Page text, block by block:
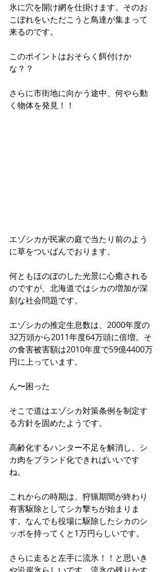
氷に穴を開け網を仕掛けます。そのお
こぼれをいただこうと鳥達が集まって
来るのです。
このポイントはおそらく餌付けか
な？？
さらに市街地に向かう途中、何やら動
く物体を発見！！
エゾシカが民家の庭で当たり前のよう
に草をついばんでおります。
何ともほのぼのした光景に心癒される
のですが、北海道ではシカの増加が深
刻な社会問題です。
エゾシカの推定生息数は、2000年度の
32万頭から2011年度64万頭に倍増。そ
の食害被害額は2010年度で59億4400万
円に上っています。
ん〜困った
そこで道はエゾシカ対策条例を制定す
る方針を固めたようです。
高齢化するハンター不足を解消し、シ
カ肉をブランド化できればいいです
ね。
これからの時期は、狩猟期間が終わり
有害駆除としてシカ撃ちが始まりま
す。なんでも役場に駆除したシカのシ
ッポを持ってくと1万円らしいです。
さらに走ると左手に流氷！！と思いき
や沿岸氷らしいです。流氷の残りかす